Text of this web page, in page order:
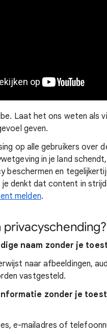
Laat het ons weten
geven.
op alle gebruikers over
in je land
beschermen en
je denkt dat content in
melden.
naam zonder je
naar afbeeldingen,
vastgesteld.
zonder je
e-mailadres of